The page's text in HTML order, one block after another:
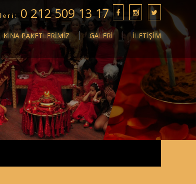
0 212 509 13 17
KINA PAKETLERİMİZ GALERİ İLETİŞİM